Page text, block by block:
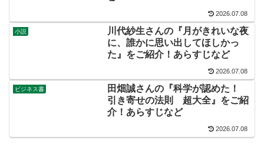
2026.07.08
小説
川代紗生さんの『月がきれいな夜
に、誰かに思い出してほしかっ
た』をご紹介！あらすじなど
2026.07.08
ビジネス書
田畑誠さんの『科学が認めた！
引き寄せの法則 超大全』をご紹
介！あらすじなど
2026.07.08